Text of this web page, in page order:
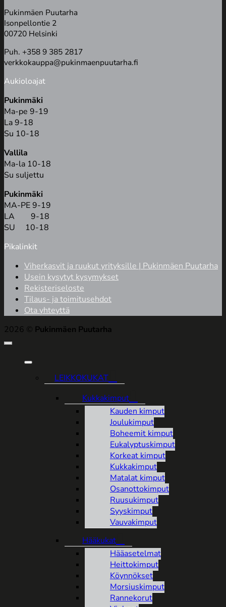
Pukinmäen Puutarha
Isonpellontie 2
00720 Helsinki
Puh. +358 9 385 2817
verkkokauppa@pukinmaenpuutarha.fi
Aukioloajat
Pukinmäki
Ma-pe 9-19
La 9-18
Su 10-18
Vallila
Ma-la 10-18
Su suljettu
Pukinmäki
MA-PE 9-19
LA 9-18
SU 10-18
Pikalinkit
Viherkasvit ja ruukut yrityksille | Pukinmäen Puutarha
Usein kysytyt kysymykset
Rekisteriseloste
Tilaus- ja toimitusehdot
Ota yhteyttä
2026 © Pukinmäen Puutarha
LEIKKOKUKAT
Kukkakimput
Kauden kimput
Joulukimput
Boheemit kimput
Eukalyptuskimput
Korkeat kimput
Kukkakimput
Matalat kimput
Osanottokimput
Ruusukimput
Syyskimput
Vauvakimput
Hääkukat
Hääasetelmat
Heittokimput
Köynnökset
Morsiuskimput
Rannekorut